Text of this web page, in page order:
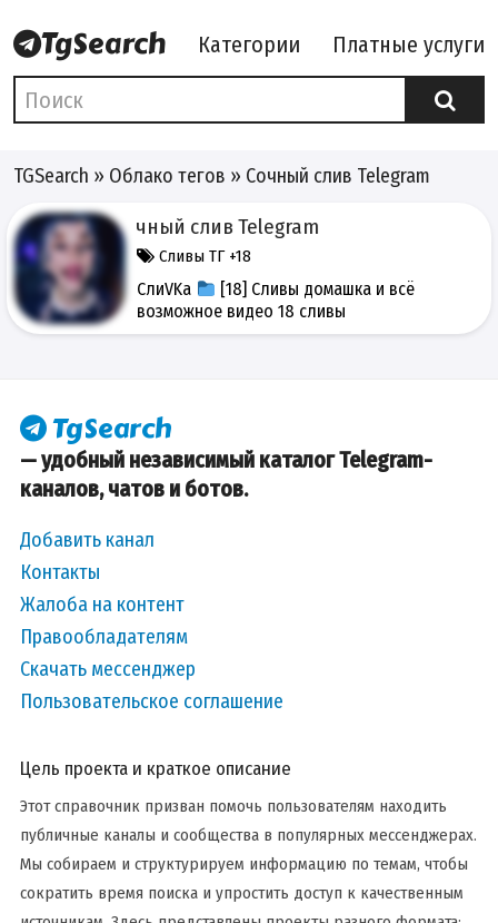
Категории Платные услуги
TGSearch » Облако тегов » Сочный слив Telegram
Сочный слив Telegram
Сливы ТГ +18
СлиVKa
[18] Сливы домашка и всё
возможное видео 18 сливы
— удобный независимый каталог Telegram-
каналов, чатов и ботов.
Добавить канал
Контакты
Жалоба на контент
Правообладателям
Скачать мессенджер
Пользовательское соглашение
Цель проекта и краткое описание
Этот справочник призван помочь пользователям находить
публичные каналы и сообщества в популярных мессенджерах.
Мы собираем и структурируем информацию по темам, чтобы
сократить время поиска и упростить доступ к качественным